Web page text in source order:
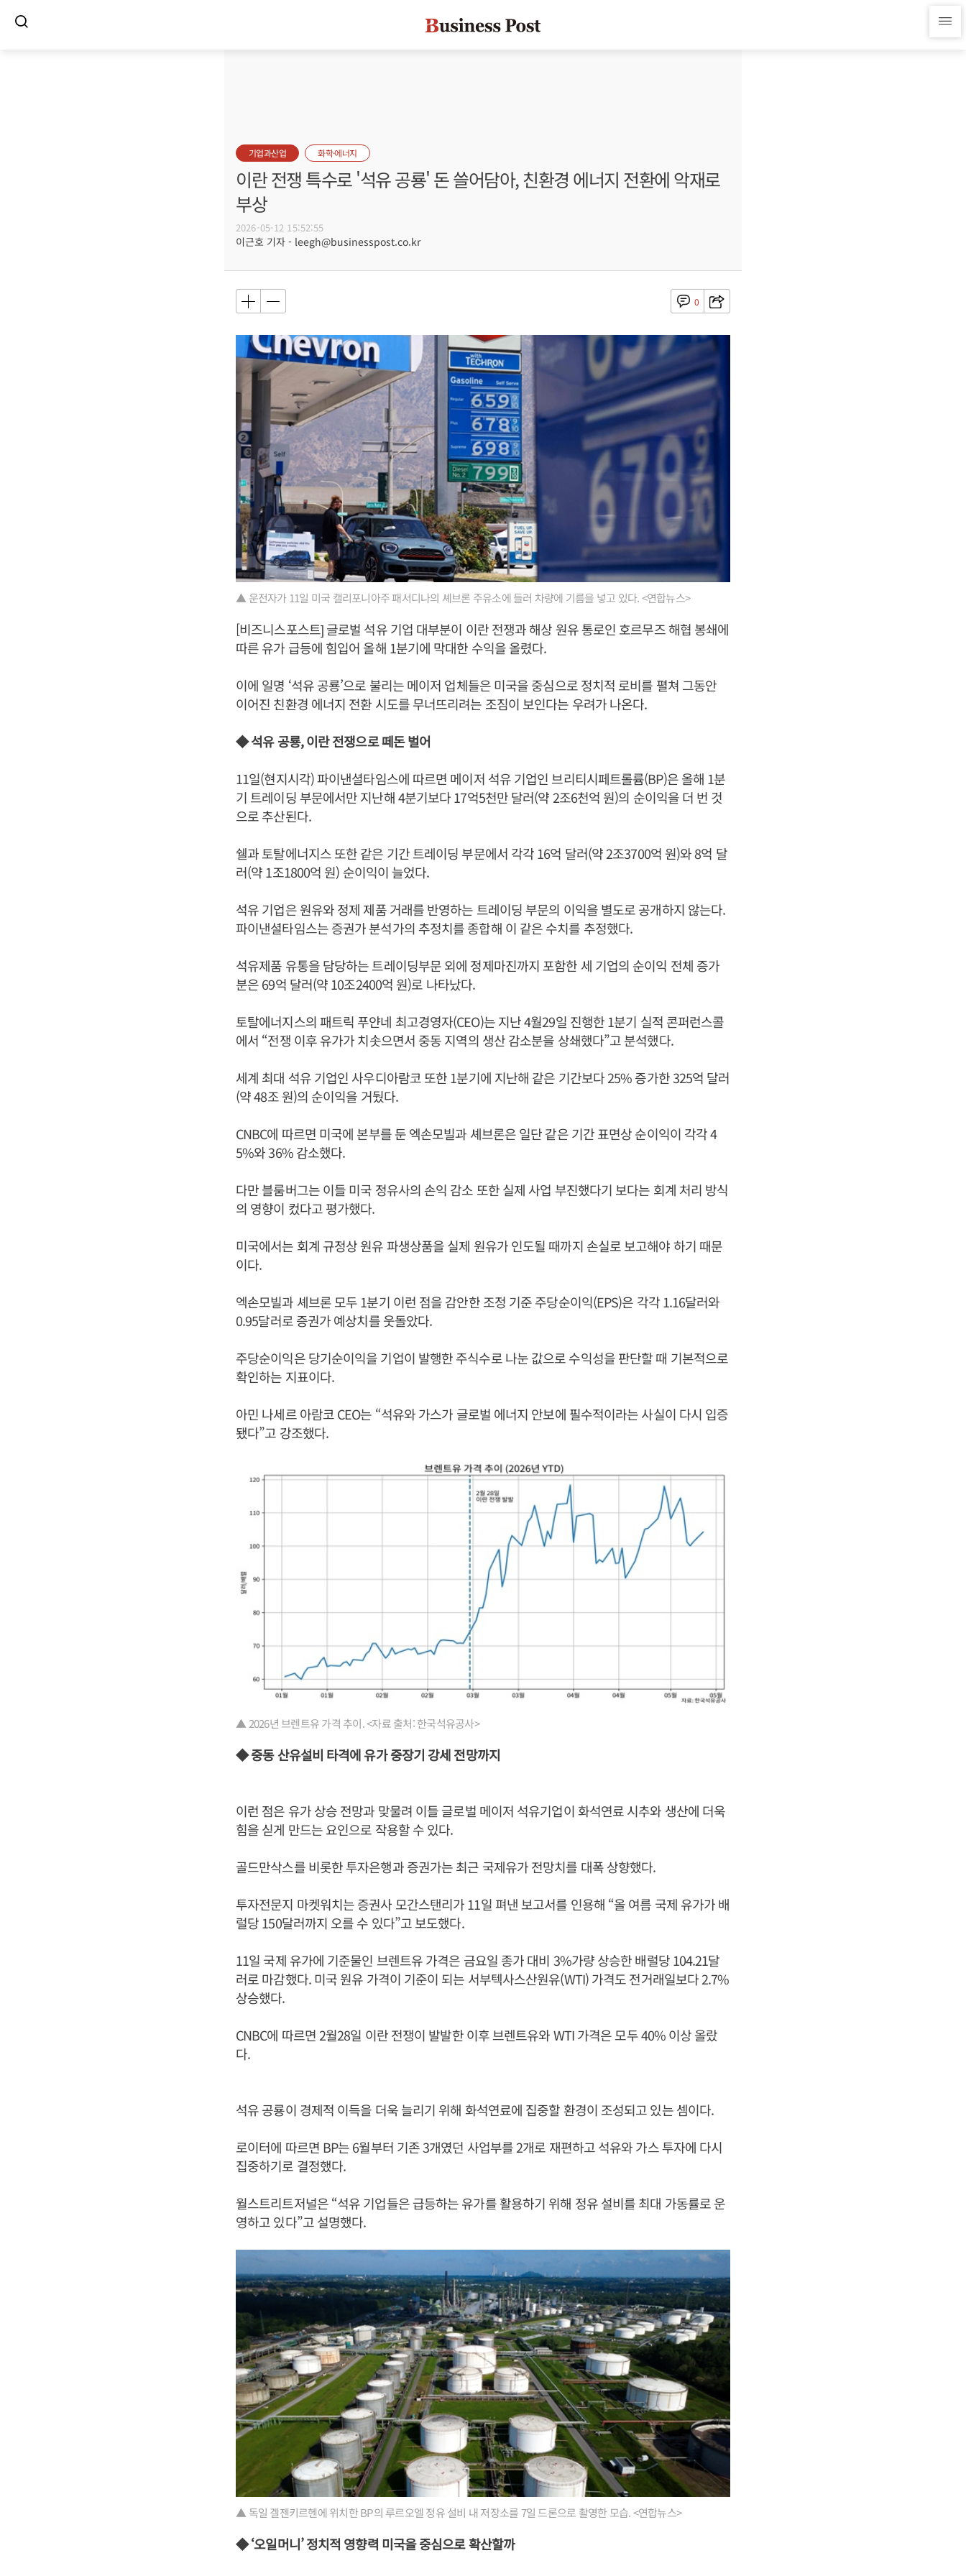
기업과산업 화학·에너지
이란 전쟁 특수로 '석유 공룡' 돈 쓸어담아, 친환경 에너지 전환에 악재로
부상
2026-05-12 15:52:55
이근호 기자 - leegh@businesspost.co.kr
0
▲ 운전자가 11일 미국 캘리포니아주 패서디나의 셰브론 주유소에 들러 차량에 기름을 넣고 있다. <연합뉴스>
[비즈니스포스트] 글로벌 석유 기업 대부분이 이란 전쟁과 해상 원유 통로인 호르무즈 해협 봉쇄에
따른 유가 급등에 힘입어 올해 1분기에 막대한 수익을 올렸다.
이에 일명 ‘석유 공룡’으로 불리는 메이저 업체들은 미국을 중심으로 정치적 로비를 펼쳐 그동안
이어진 친환경 에너지 전환 시도를 무너뜨리려는 조짐이 보인다는 우려가 나온다.
◆ 석유 공룡, 이란 전쟁으로 떼돈 벌어
11일(현지시각) 파이낸셜타임스에 따르면 메이저 석유 기업인 브리티시페트롤륨(BP)은 올해 1분
기 트레이딩 부문에서만 지난해 4분기보다 17억5천만 달러(약 2조6천억 원)의 순이익을 더 번 것
으로 추산된다.
쉘과 토탈에너지스 또한 같은 기간 트레이딩 부문에서 각각 16억 달러(약 2조3700억 원)와 8억 달
러(약 1조1800억 원) 순이익이 늘었다.
석유 기업은 원유와 정제 제품 거래를 반영하는 트레이딩 부문의 이익을 별도로 공개하지 않는다.
파이낸셜타임스는 증권가 분석가의 추정치를 종합해 이 같은 수치를 추정했다.
석유제품 유통을 담당하는 트레이딩부문 외에 정제마진까지 포함한 세 기업의 순이익 전체 증가
분은 69억 달러(약 10조2400억 원)로 나타났다.
토탈에너지스의 패트릭 푸얀네 최고경영자(CEO)는 지난 4월29일 진행한 1분기 실적 콘퍼런스콜
에서 “전쟁 이후 유가가 치솟으면서 중동 지역의 생산 감소분을 상쇄했다”고 분석했다.
세계 최대 석유 기업인 사우디아람코 또한 1분기에 지난해 같은 기간보다 25% 증가한 325억 달러
(약 48조 원)의 순이익을 거뒀다.
CNBC에 따르면 미국에 본부를 둔 엑손모빌과 셰브론은 일단 같은 기간 표면상 순이익이 각각 4
5%와 36% 감소했다.
다만 블룸버그는 이들 미국 정유사의 손익 감소 또한 실제 사업 부진했다기 보다는 회계 처리 방식
의 영향이 컸다고 평가했다.
미국에서는 회계 규정상 원유 파생상품을 실제 원유가 인도될 때까지 손실로 보고해야 하기 때문
이다.
엑손모빌과 셰브론 모두 1분기 이런 점을 감안한 조정 기준 주당순이익(EPS)은 각각 1.16달러와
0.95달러로 증권가 예상치를 웃돌았다.
주당순이익은 당기순이익을 기업이 발행한 주식수로 나눈 값으로 수익성을 판단할 때 기본적으로
확인하는 지표이다.
아민 나세르 아람코 CEO는 “석유와 가스가 글로벌 에너지 안보에 필수적이라는 사실이 다시 입증
됐다”고 강조했다.
▲ 2026년 브렌트유 가격 추이. <자료 출처: 한국석유공사>
◆ 중동 산유설비 타격에 유가 중장기 강세 전망까지
이런 점은 유가 상승 전망과 맞물려 이들 글로벌 메이저 석유기업이 화석연료 시추와 생산에 더욱
힘을 싣게 만드는 요인으로 작용할 수 있다.
골드만삭스를 비롯한 투자은행과 증권가는 최근 국제유가 전망치를 대폭 상향했다.
투자전문지 마켓워치는 증권사 모간스탠리가 11일 펴낸 보고서를 인용해 “올 여름 국제 유가가 배
럴당 150달러까지 오를 수 있다”고 보도했다.
11일 국제 유가에 기준물인 브렌트유 가격은 금요일 종가 대비 3%가량 상승한 배럴당 104.21달
러로 마감했다. 미국 원유 가격이 기준이 되는 서부텍사스산원유(WTI) 가격도 전거래일보다 2.7%
상승했다.
CNBC에 따르면 2월28일 이란 전쟁이 발발한 이후 브렌트유와 WTI 가격은 모두 40% 이상 올랐
다.
석유 공룡이 경제적 이득을 더욱 늘리기 위해 화석연료에 집중할 환경이 조성되고 있는 셈이다.
로이터에 따르면 BP는 6월부터 기존 3개였던 사업부를 2개로 재편하고 석유와 가스 투자에 다시
집중하기로 결정했다.
월스트리트저널은 “석유 기업들은 급등하는 유가를 활용하기 위해 정유 설비를 최대 가동률로 운
영하고 있다”고 설명했다.
▲ 독일 겔젠키르헨에 위치한 BP의 루르오엘 정유 설비 내 저장소를 7일 드론으로 촬영한 모습. <연합뉴스>
◆ ‘오일머니’ 정치적 영향력 미국을 중심으로 확산할까